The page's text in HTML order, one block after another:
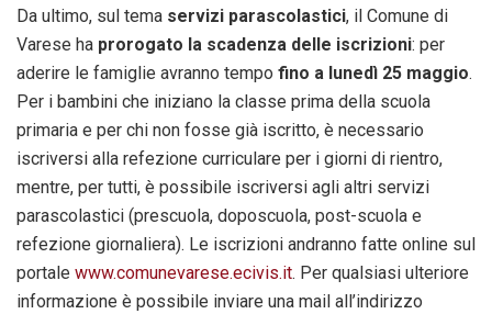
Da ultimo, sul tema servizi parascolastici, il Comune di
Varese ha prorogato la scadenza delle iscrizioni: per
aderire le famiglie avranno tempo fino a lunedì 25 maggio.
Per i bambini che iniziano la classe prima della scuola
primaria e per chi non fosse già iscritto, è necessario
iscriversi alla refezione curriculare per i giorni di rientro,
mentre, per tutti, è possibile iscriversi agli altri servizi
parascolastici (prescuola, doposcuola, post-scuola e
refezione giornaliera). Le iscrizioni andranno fatte online sul
portale www.comunevarese.ecivis.it. Per qualsiasi ulteriore
informazione è possibile inviare una mail all’indirizzo